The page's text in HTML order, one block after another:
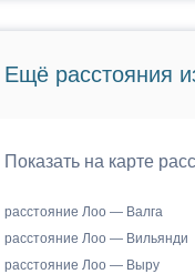
Ещё расстояния
Показать на карте
расстояние Лоо — Валга
расстояние Лоо — Вильянди
расстояние Лоо — Выру